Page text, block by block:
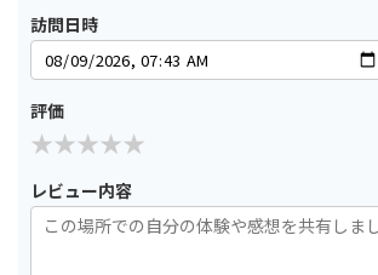
訪問日時
評価
レビュー内容